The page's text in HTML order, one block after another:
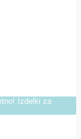
Izdelki za